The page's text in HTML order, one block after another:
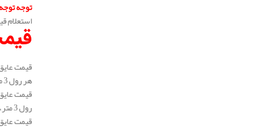
توجه
استعلام
هر رول 3 متر، 5 متر و 6 متر می باشد. به عبارتی می توان گفت متراژ خرید سفارشی می باشد و در متراژ های رولی بالا می توانید خرید نماید.
رول 3 متر، 5 متر و 6 متر می باشد. به عبارتی می توان گفت متراژ خرید سفارشی می باشد و در متراژ های رولی بالا می توانید خرید نماید.